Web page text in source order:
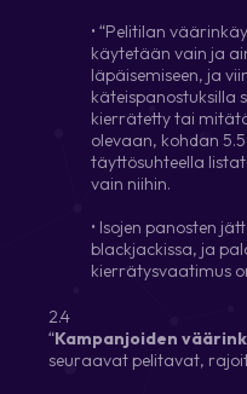
• “Pelitilan
käytetään vain ja
läpäisemiseen, ja
käteispanostuksilla
kierrätetty tai
olevaan, kohdan
täyttösuhteella
vain niihin.
• Isojen panosten
blackjackissa, ja
kierrätysvaatimus
2.4
“Kampanjoiden
seuraavat pelitavat,